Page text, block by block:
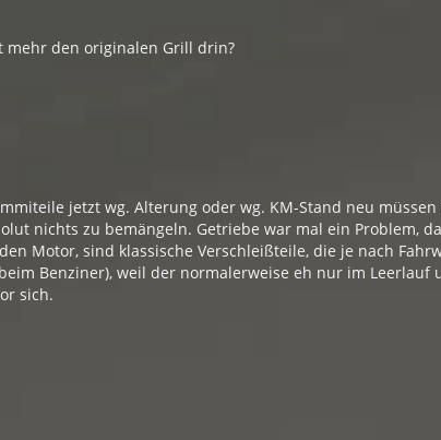
mehr den originalen Grill drin?
jetzt wg. Alterung oder wg. KM-Stand neu
nichts zu bemängeln. Getriebe war mal ein Problem,
Motor, sind klassische Verschleißteile, die je nach
Benziner), weil der normalerweise eh nur im
sich.